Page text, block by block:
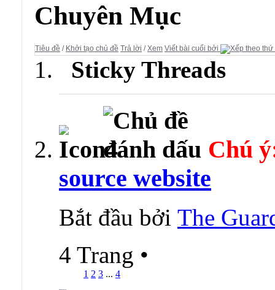
Chuyên Mục
Tiêu đề / Khởi tạo chủ đề Trả lời /Xem Viết bài cuối bởi
Sticky Threads
Chú
source website
Bắt đầu bởi The
4 Trang •
1 2 3 ... 4